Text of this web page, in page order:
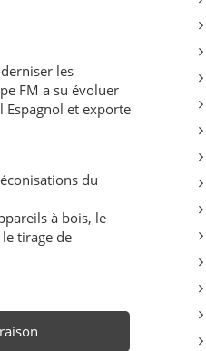
les
FM a su évoluer
Espagnol et exporte
du
à bois, le
tirage de